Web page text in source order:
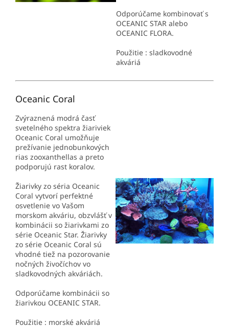
Odporúčame kombinovať s
OCEANIC STAR alebo
OCEANIC FLORA.
Použitie : sladkovodné
akváriá
Oceanic Coral
Zvýraznená modrá časť
svetelného spektra žiariviek
Oceanic Coral umožňuje
prežívanie jednobunkových
rias zooxanthellas a preto
podporujú rast koralov.
Žiarivky zo séria Oceanic
Coral vytvorí perfektné
osvetlenie vo Vašom
morskom akváriu, obzvlášť v
kombinácii so žiarivkami zo
série Oceanic Star. Žiarivky
zo série Oceanic Coral sú
vhodné tiež na pozorovanie
nočných živočíchov vo
sladkovodných akváriách.
Odporúčame kombinácii so
žiarivkou OCEANIC STAR.
Použitie : morské akváriá